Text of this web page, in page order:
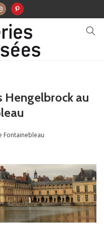
Hengelbrock au
Fontainebleau